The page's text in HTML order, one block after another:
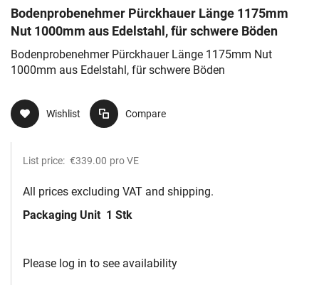
Bodenprobenehmer Pürckhauer Länge 1175mm
Nut 1000mm aus Edelstahl, für schwere Böden
Bodenprobenehmer Pürckhauer Länge 1175mm Nut
1000mm aus Edelstahl, für schwere Böden
Wishlist Compare
List price: €339.00 pro VE
All prices excluding VAT and shipping.
Packaging Unit 1 Stk
Please log in to see availability